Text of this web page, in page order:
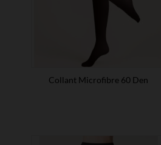
Collant Microfibre 60 Den